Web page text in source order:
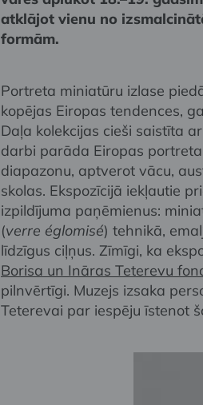
atklājot vienu no
formām.
Portreta miniatūru izlase
kopējas Eiropas tendences,
Daļa kolekcijas cieši saistīta
darbi parāda Eiropas
diapazonu, aptverot vācu,
skolas. Ekspozīcijā iekļautie
izpildījuma paņēmienus:
(verre églomisé) tehnikā,
līdzīgus ciļņus. Zīmīgi, ka
Borisa un Ināras Teterevu
pilnvērtīgi. Muzejs izsaka
Teterevai par iespēju īstenot